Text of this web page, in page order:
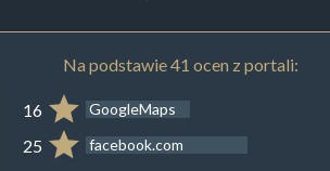
Na podstawie 41 ocen z portali:
16 GoogleMaps
25 facebook.com